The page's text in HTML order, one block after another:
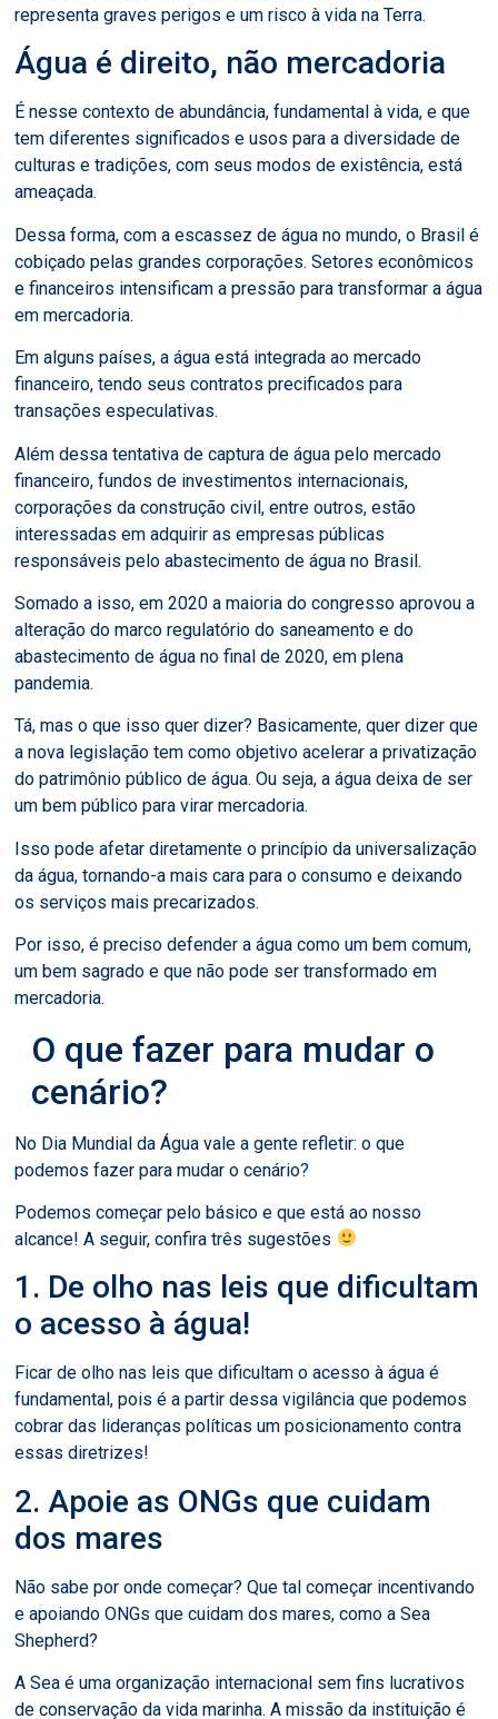
representa graves perigos e um risco à vida na Terra.
Água é direito, não mercadoria
É nesse contexto de abundância, fundamental à vida, e que
tem diferentes significados e usos para a diversidade de
culturas e tradições, com seus modos de existência, está
ameaçada.
Dessa forma, com a escassez de água no mundo, o Brasil é
cobiçado pelas grandes corporações. Setores econômicos
e financeiros intensificam a pressão para transformar a água
em mercadoria.
Em alguns países, a água está integrada ao mercado
financeiro, tendo seus contratos precificados para
transações especulativas.
Além dessa tentativa de captura de água pelo mercado
financeiro, fundos de investimentos internacionais,
corporações da construção civil, entre outros, estão
interessadas em adquirir as empresas públicas
responsáveis pelo abastecimento de água no Brasil.
Somado a isso, em 2020 a maioria do congresso aprovou a
alteração do marco regulatório do saneamento e do
abastecimento de água no final de 2020, em plena
pandemia.
Tá, mas o que isso quer dizer? Basicamente, quer dizer que
a nova legislação tem como objetivo acelerar a privatização
do patrimônio público de água. Ou seja, a água deixa de ser
um bem público para virar mercadoria.
Isso pode afetar diretamente o princípio da universalização
da água, tornando-a mais cara para o consumo e deixando
os serviços mais precarizados.
Por isso, é preciso defender a água como um bem comum,
um bem sagrado e que não pode ser transformado em
mercadoria.
O que fazer para mudar o
cenário?
No Dia Mundial da Água vale a gente refletir: o que
podemos fazer para mudar o cenário?
Podemos começar pelo básico e que está ao nosso
alcance! A seguir, confira três sugestões
1. De olho nas leis que dificultam
o acesso à água!
Ficar de olho nas leis que dificultam o acesso à água é
fundamental, pois é a partir dessa vigilância que podemos
cobrar das lideranças políticas um posicionamento contra
essas diretrizes!
2. Apoie as ONGs que cuidam
dos mares
Não sabe por onde começar? Que tal começar incentivando
e apoiando ONGs que cuidam dos mares, como a Sea
Shepherd?
A Sea é uma organização internacional sem fins lucrativos
de conservação da vida marinha. A missão da instituição é